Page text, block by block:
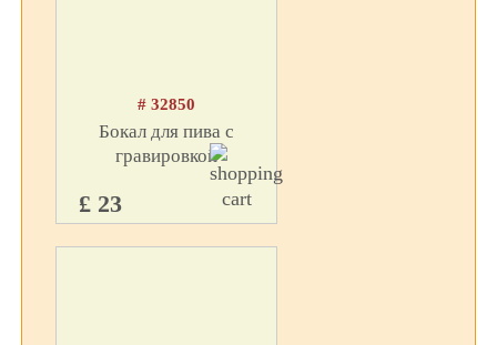
# 32850
Бокал для пива с
гравировкой
£ 23